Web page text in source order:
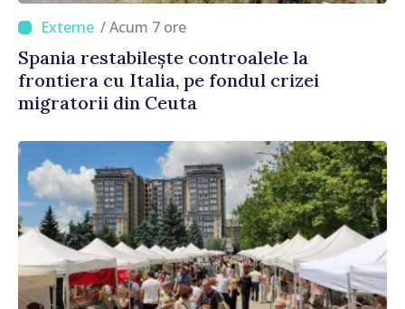
/ Acum 7 ore
Spania restabilește controalele la
frontiera cu Italia, pe fondul crizei
migratorii din Ceuta